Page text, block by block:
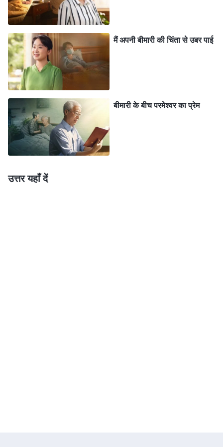
विकसित करने के लायक नहीं हूँ। पर्यवेक्षक ने मुझसे कई बार संगति
मैंने केवल अपने हितों के बारे में सोचा और इस कर्तव्य को स्वीकार
करने से इनकार कर दिया। मुझमें सचमुच जमीर और विवेक की कमी
थी! मैं अब और इस तरह स्वार्थी और नीच जीवन नहीं जीना चाहती
थी, इसलिए मैंने यह कर्तव्य स्वीकार कर लिया।
कुछ महीने बाद मेरा काम बदलकर मुझे टीम सदस्य बना दिया
गया क्योंकि मेरी कमजोर काबिलियत के कारण मैं इस काम के लिए
उपयुक्त नहीं थी। बाद में अगुआओं ने पत्र लिखकर बताया कि एक
की कमी है और उनकी सिद्धांतों पर पूरी तरह से पकड़ नहीं है। उन्होंने
मैं अपनी बीमारी की चिंता से उबर पाई
बीमारी के बीच परमेश्वर का प्रेम
उत्तर यहाँ दें